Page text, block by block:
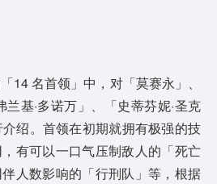
14 名首领」中，对「莫赛永」、
兰基·多诺万」、「史蒂芬妮·圣克
绍。首领在初期就拥有极强的技
有可以一口气压制敌人的「死亡
人数影响的「行刑队」等，根据